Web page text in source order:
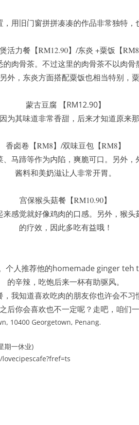
用旧门窗拼拼凑凑的作品非常独特，
活力餐【RM12.90】/东炎 +粟饭【
肉骨茶。不过这里的肉骨茶不以肉
外，东炎方面搭配粟饭也相当特别，
蒙古豆腐 【RM12.90】
为其味道非常香甜，后来才知道原来
香卤卷【RM8】/双味豆包【RM8】
马蹄等作为内陷，爽脆可口。另外
酱料和美奶滋让人非常开胃。
宫保猴头菇餐【RM10.90】
感觉就好像鸡肉的口感。另外，猴
的疗效，因此多吃有益哦！
个人推荐他的homemade ginger teh
的辛辣，吃饱后来一杯有助驱风。
我知道喜欢吃肉的朋友你也许会不
后你会喜欢也不一定呢？走吧，咱们
10400 Georgetown, Penang.
期一休业)